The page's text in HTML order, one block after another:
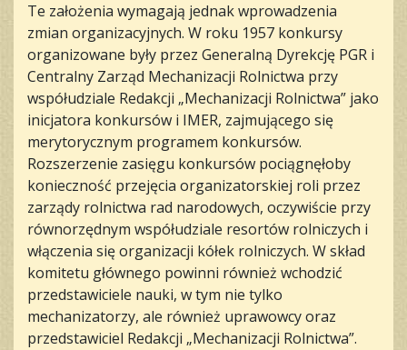
Te założenia wymagają jednak wprowadzenia
zmian organizacyjnych. W roku 1957 konkursy
organizowane były przez Generalną Dyrekcję PGR i
Centralny Zarząd Mechanizacji Rolnictwa przy
współudziale Redakcji „Mechanizacji Rolnictwa” jako
inicjatora konkursów i IMER, zajmującego się
merytorycznym programem konkursów.
Rozszerzenie zasięgu konkursów pociągnęłoby
konieczność przejęcia organizatorskiej roli przez
zarządy rolnictwa rad narodowych, oczywiście przy
równorzędnym współudziale resortów rolniczych i
włączenia się organizacji kółek rolniczych. W skład
komitetu głównego powinni również wchodzić
przedstawiciele nauki, w tym nie tylko
mechanizatorzy, ale również uprawowcy oraz
przedstawiciel Redakcji „Mechanizacji Rolnictwa”.